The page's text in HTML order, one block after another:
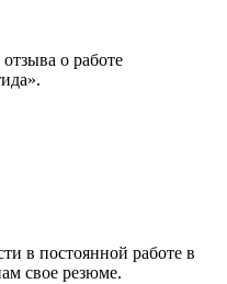
о работе
в постоянной работе в
свое резюме.